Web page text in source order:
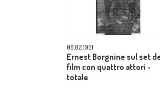
08.02.1961
Ernest Borgnine sul set
film con quattro attori -
totale